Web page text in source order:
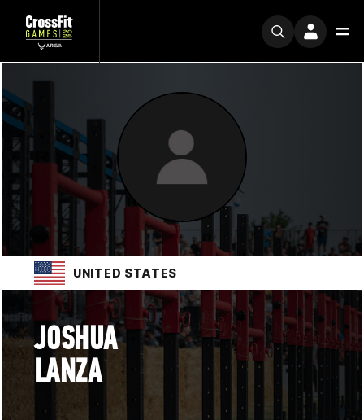
UNITED STATES
JOSHUA
LANZA